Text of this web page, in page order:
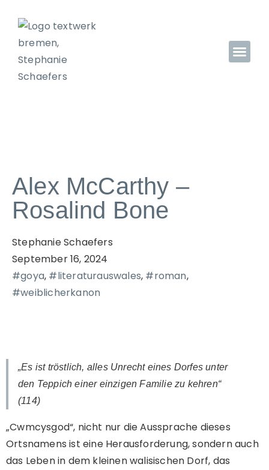
Alex McCarthy –
Rosalind Bone
Stephanie Schaefers
September 16, 2024
#goya, #literaturauswales, #roman,
#weiblicherkanon
„Es ist tröstlich, alles Unrecht eines Dorfes unter
den Teppich einer einzigen Familie zu kehren“
(114)
„Cwmcysgod“, nicht nur die Aussprache dieses
Ortsnamens ist eine Herausforderung, sondern auch
das Leben in dem kleinen walisischen Dorf, das